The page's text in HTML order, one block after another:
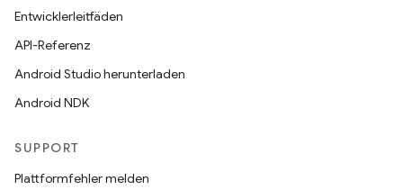
Entwicklerleitfäden
API-Referenz
Android Studio herunterladen
Android NDK
SUPPORT
Plattformfehler melden